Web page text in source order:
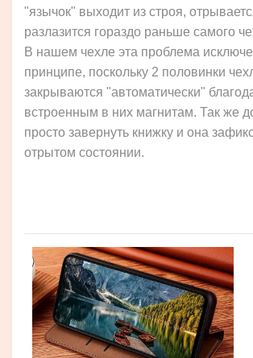
"язычок" выходит из строя,
разлазится гораздо раньше самого
В нашем чехле эта проблема
принципе, поскольку 2 половинки
закрываются "автоматически"
встроенным в них магнитам. Так же
просто завернуть книжку и она
отрытом состоянии.